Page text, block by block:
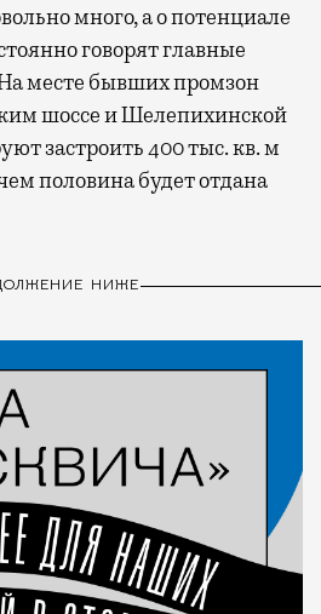
много, а о потенциале
говорят главные
месте бывших промзон
шоссе и Шелепихинской
застроить 400 тыс. кв. м
половина будет отдана
НИЖЕ